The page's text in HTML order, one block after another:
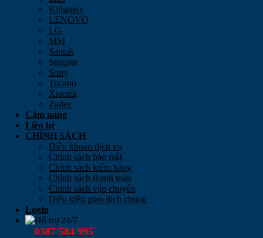
Kingmax
LENOVO
LG
MSI
Santak
Seagate
Sony
Tucano
Xiaomi
Zadez
Cẩm nang
Liên hệ
CHÍNH SÁCH
Điều khoản dịch vụ
Chính sách bảo mật
Chính sách kiểm hàng
Chính sách thanh toán
Chính sách vận chuyển
Điều kiện giao dịch chung
Login
Hổ trợ 24/7
0387 584 995